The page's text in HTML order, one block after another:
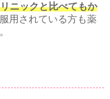
ニックと比べてもか
用されている方も薬